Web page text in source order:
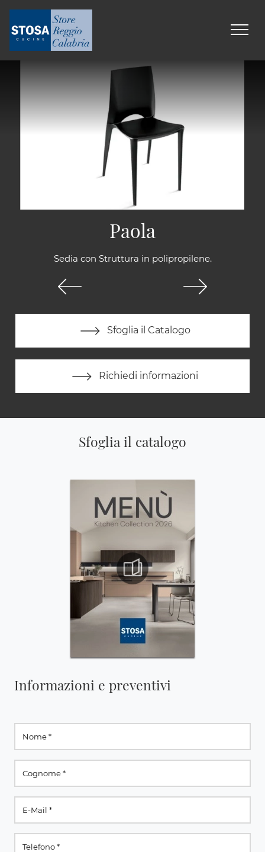
Sedia con Struttura in polipropilene.
Sfoglia il Catalogo
Richiedi informazioni
Paola
Sfoglia il catalogo
Informazioni e preventivi